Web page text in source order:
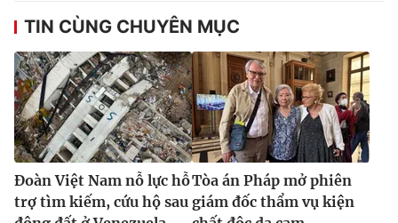
TIN CÙNG CHUYÊN MỤC
Đoàn Việt Nam nỗ lực hỗ
trợ tìm kiếm, cứu hộ sau
Tòa án Pháp mở phiên
giám đốc thẩm vụ kiện